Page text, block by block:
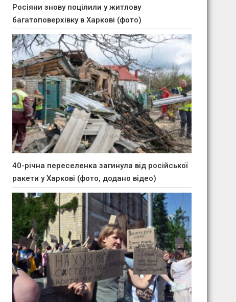
Росіяни знову поцілили у житлову
багатоповерхівку в Харкові (фото)
40-річна переселенка загинула від російської
ракети у Харкові (фото, додано відео)